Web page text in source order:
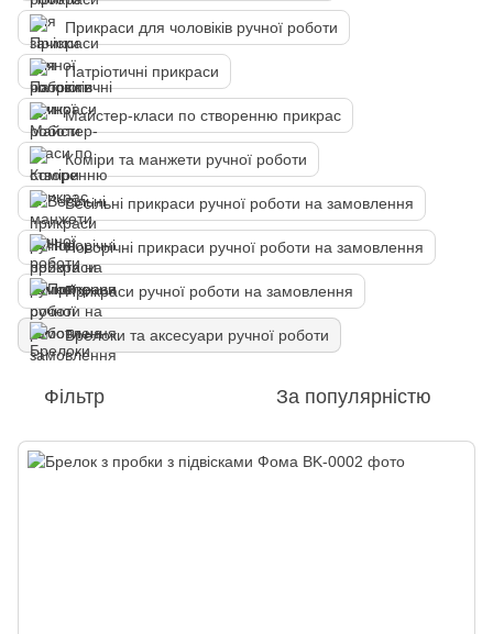
Прикраси для чоловіків ручної роботи
Патріотичні прикраси
Майстер-класи по створенню прикрас
Коміри та манжети ручної роботи
Весільні прикраси ручної роботи на замовлення
Новорічні прикраси ручної роботи на замовлення
Прикраси ручної роботи на замовлення
Брелоки та аксесуари ручної роботи
Фільтр За популярністю